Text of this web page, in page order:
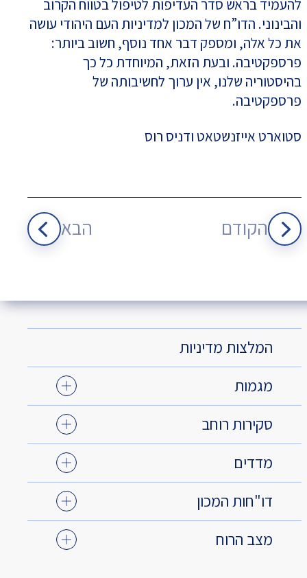
להעמיד בראש סדר העדיפות לטיפול בטווח הקרוב
והבינוני. הדו”ח של המכון למדיניות העם היהודי עושה
את כל אלה, ומספק דבר אחד נוסף, חשוב ביותר:
פרספקטיבה. ובעת הזאת, המיוחדת כל כך
בהיסטוריה שלנו, אין ערוך לחשיבותה של
פרספקטיבה.
סטוארט אייזנשטאט ודניס רוס
הקודם הבא
המלצות מדיניות
מגמות
סקירות רוחב
מדדים
דו"חות המכון
מצב הרוח